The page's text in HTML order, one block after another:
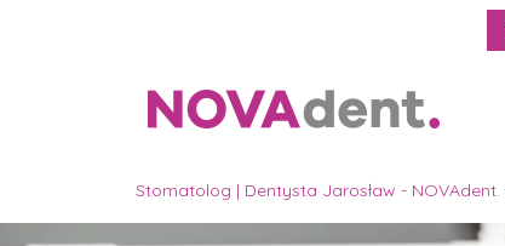
Stomatolog | Dentysta Jarosław - NOVAdent.